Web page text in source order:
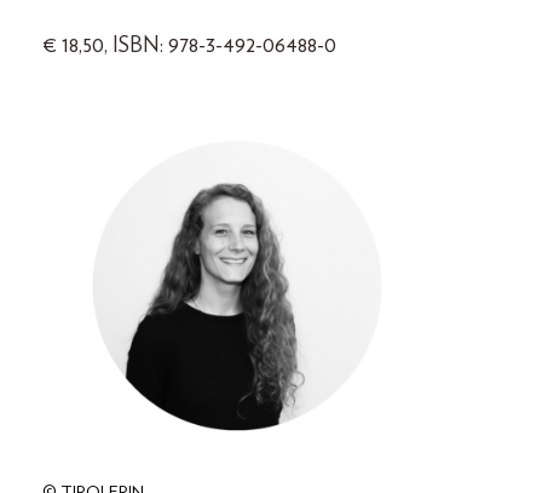
€ 18,50, ISBN: 978-3-492-06488-0